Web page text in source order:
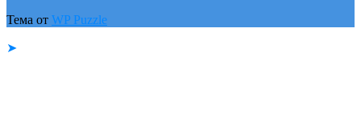
Тема от WP Puzzle
➤